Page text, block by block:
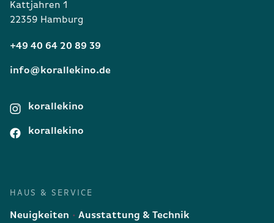
Kattjahren 1
22359 Hamburg
+49 40 64 20 89 39
info@korallekino.de
korallekino
korallekino
HAUS & SERVICE
Neuigkeiten Ausstattung & Technik